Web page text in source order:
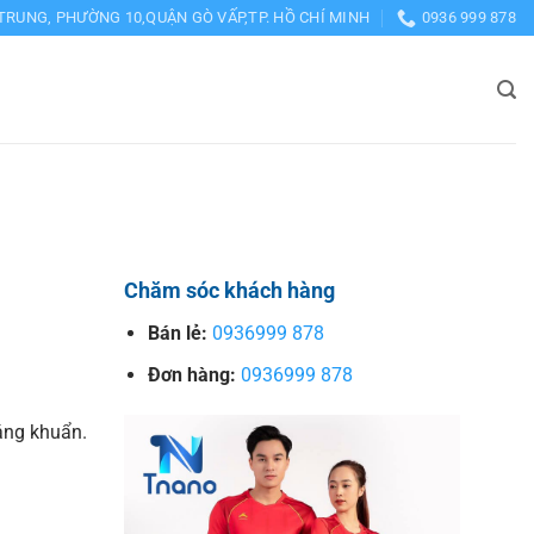
PHƯỜNG 10,QUẬN GÒ VẤP,TP. HỒ CHÍ MINH 0936 999 878
khuẩn.
Chăm sóc khách hàng
Bán lẻ: 0936999 878
Đơn hàng: 0936999 878